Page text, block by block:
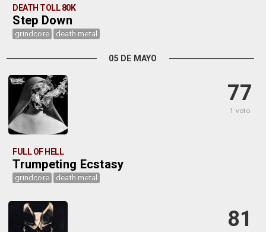
DEATH TOLL 80K
Step Down
grindcore death metal
05 DE MAYO
77
1 voto
FULL OF HELL
Trumpeting Ecstasy
grindcore death metal
81